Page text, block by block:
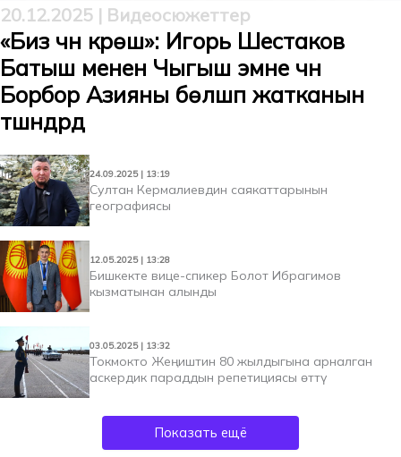
20.12.2025 | Видеосюжеттер
«Биз үчүн күрөш»: Игорь Шестаков
Батыш менен Чыгыш эмне үчүн
Борбор Азияны бөлүшүп жатканын
түшүндүрдү
24.09.2025 | 13:19
Султан Кермалиевдин саякаттарынын
географиясы
12.05.2025 | 13:28
Бишкекте вице-спикер Болот Ибрагимов
кызматынан алынды
03.05.2025 | 13:32
Токмокто Жеңиштин 80 жылдыгына арналган
аскердик параддын репетициясы өттү
Показать ещё